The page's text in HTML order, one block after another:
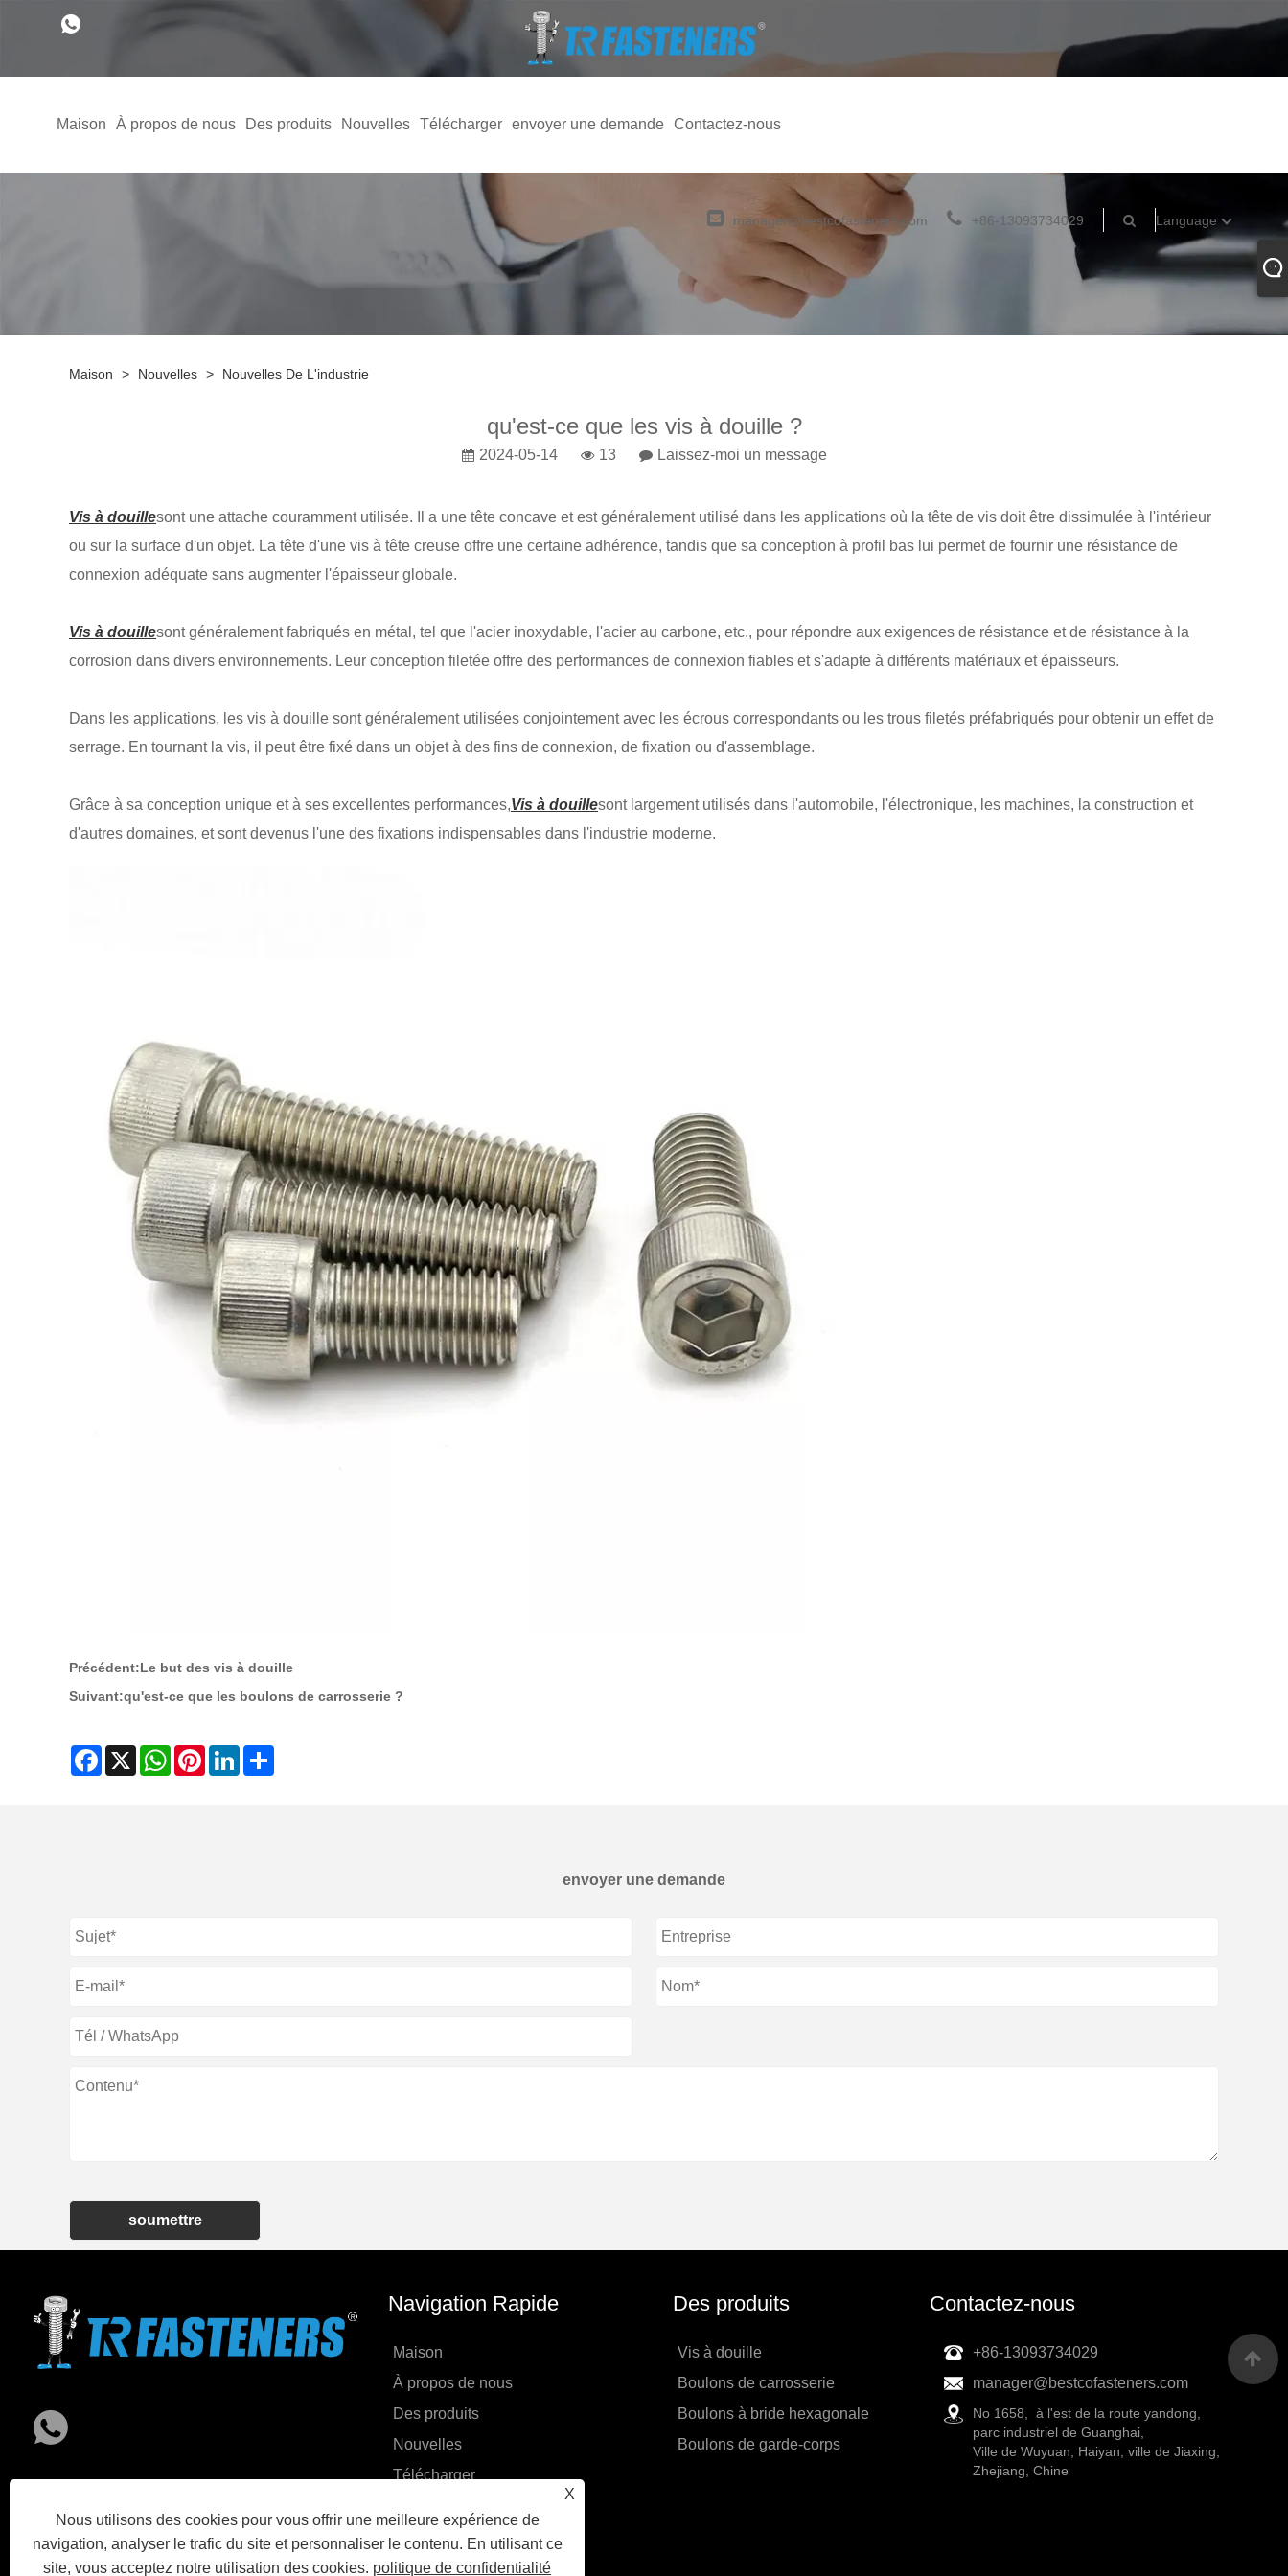
Maison À propos de nous Des produits Nouvelles Télécharger envoyer une demande Contactez-nous
manager@bestcofasteners.com +86-13093734029 Language
Maison > Nouvelles > Nouvelles De L'industrie
qu'est-ce que les vis à douille ?
2024-05-14 13 Laissez-moi un message
Vis à douillesont une attache couramment utilisée. Il a une tête concave et est généralement utilisé dans les applications où la tête de vis doit être dissimulée à l'intérieur
ou sur la surface d'un objet. La tête d'une vis à tête creuse offre une certaine adhérence, tandis que sa conception à profil bas lui permet de fournir une résistance de
connexion adéquate sans augmenter l'épaisseur globale.
Vis à douillesont généralement fabriqués en métal, tel que l'acier inoxydable, l'acier au carbone, etc., pour répondre aux exigences de résistance et de résistance à la
corrosion dans divers environnements. Leur conception filetée offre des performances de connexion fiables et s'adapte à différents matériaux et épaisseurs.
Dans les applications, les vis à douille sont généralement utilisées conjointement avec les écrous correspondants ou les trous filetés préfabriqués pour obtenir un effet de
serrage. En tournant la vis, il peut être fixé dans un objet à des fins de connexion, de fixation ou d'assemblage.
Grâce à sa conception unique et à ses excellentes performances,Vis à douillesont largement utilisés dans l'automobile, l'électronique, les machines, la construction et
d'autres domaines, et sont devenus l'une des fixations indispensables dans l'industrie moderne.
Précédent:Le but des vis à douille
Suivant:qu'est-ce que les boulons de carrosserie ?
Facebook
X WhatsAppPinterestLinkedIn
envoyer une demande
soumettre
X
Nous utilisons des cookies pour vous offrir une meilleure expérience de
navigation, analyser le trafic du site et personnaliser le contenu. En utilisant ce
site, vous acceptez notre utilisation des cookies. politique de confidentialité
Navigation Rapide
Maison
À propos de nous
Des produits
Nouvelles
Télécharger
Contactez-nous
Des produits
Vis à douille
Boulons de carrosserie
Boulons à bride hexagonale
Boulons de garde-corps
Contactez-nous
+86-13093734029
manager@bestcofasteners.com
No 1658, à l'est de la route yandong,
parc industriel de Guanghai,
Ville de Wuyuan, Haiyan, ville de Jiaxing,
Zhejiang, Chine